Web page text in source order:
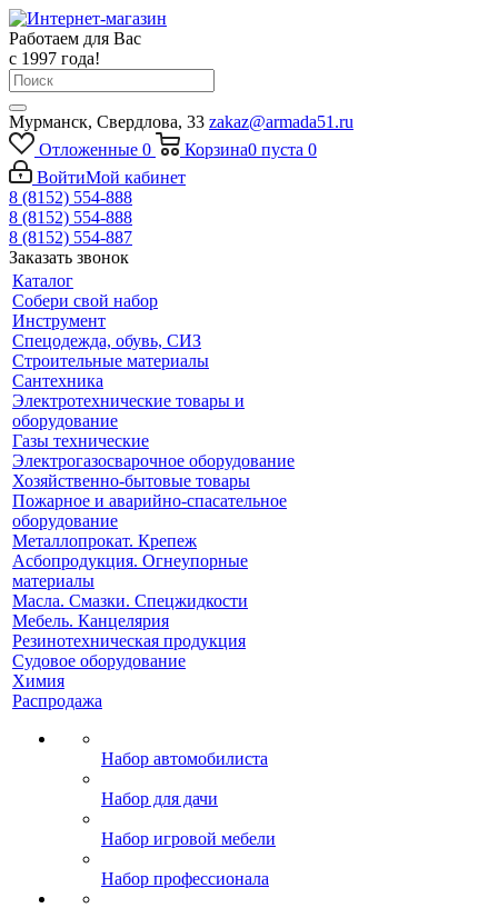
Работаем для Вас
с 1997 года!
Мурманск, Свердлова, 33 zakaz@armada51.ru
Отложенные 0 Корзина0 пуста 0
ВойтиМой кабинет
8 (8152) 554-888
8 (8152) 554-888
8 (8152) 554-887
Заказать звонок
Каталог
Собери свой набор
Инструмент
Спецодежда, обувь, СИЗ
Строительные материалы
Сантехника
Электротехнические товары и
оборудование
Газы технические
Электрогазосварочное оборудование
Хозяйственно-бытовые товары
Пожарное и аварийно-спасательное
оборудование
Металлопрокат. Крепеж
Асбопродукция. Огнеупорные
материалы
Масла. Смазки. Спецжидкости
Мебель. Канцелярия
Резинотехническая продукция
Судовое оборудование
Химия
Распродажа
Набор автомобилиста
Набор для дачи
Набор игровой мебели
Набор профессионала